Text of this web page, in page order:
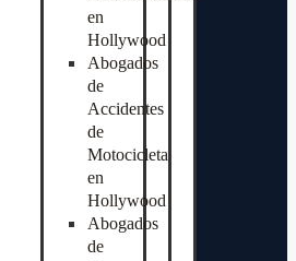
en
Hollywood
Abogados
de
Accidentes
de
Motocicleta
en
Hollywood
Abogados
de